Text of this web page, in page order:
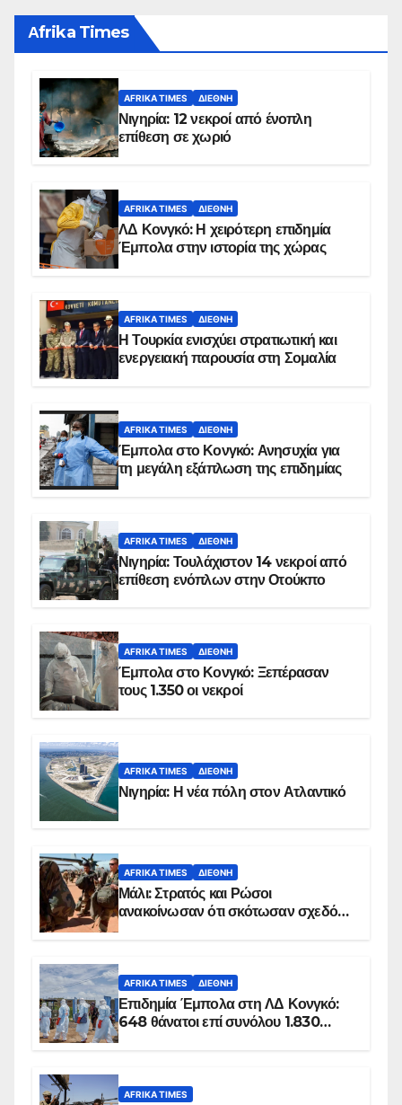
Αfrika Times
AFRIKA TIMES ΔΙΕΘΝΉ
Νιγηρία: 12 νεκροί από ένοπλη
επίθεση σε χωριό
AFRIKA TIMES ΔΙΕΘΝΉ
ΛΔ Κονγκό: Η χειρότερη επιδημία
Έμπολα στην ιστορία της χώρας
AFRIKA TIMES ΔΙΕΘΝΉ
Η Τουρκία ενισχύει στρατιωτική και
ενεργειακή παρουσία στη Σομαλία
AFRIKA TIMES ΔΙΕΘΝΉ
Έμπολα στο Κονγκό: Ανησυχία για
τη μεγάλη εξάπλωση της επιδημίας
AFRIKA TIMES ΔΙΕΘΝΉ
Νιγηρία: Τουλάχιστον 14 νεκροί από
επίθεση ενόπλων στην Οτούκπο
AFRIKA TIMES ΔΙΕΘΝΉ
Έμπολα στο Κονγκό: Ξεπέρασαν
τους 1.350 οι νεκροί
AFRIKA TIMES ΔΙΕΘΝΉ
Νιγηρία: Η νέα πόλη στον Ατλαντικό
AFRIKA TIMES ΔΙΕΘΝΉ
Μάλι: Στρατός και Ρώσοι
ανακοίνωσαν ότι σκότωσαν σχεδόν
AFRIKA TIMES ΔΙΕΘΝΉ
Επιδημία Έμπολα στη ΛΔ Κονγκό:
648 θάνατοι επί συνόλου 1.830
AFRIKA TIMES